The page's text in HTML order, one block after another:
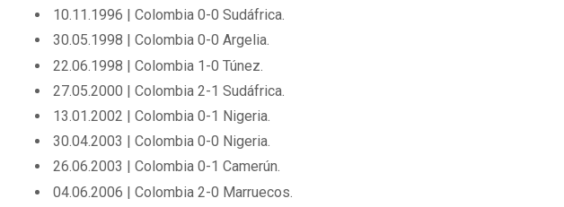
10.11.1996 | Colombia 0-0 Sudáfrica.
30.05.1998 | Colombia 0-0 Argelia.
22.06.1998 | Colombia 1-0 Túnez.
27.05.2000 | Colombia 2-1 Sudáfrica.
13.01.2002 | Colombia 0-1 Nigeria.
30.04.2003 | Colombia 0-0 Nigeria.
26.06.2003 | Colombia 0-1 Camerún.
04.06.2006 | Colombia 2-0 Marruecos.